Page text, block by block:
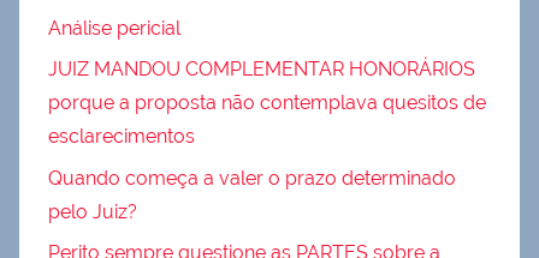
Análise pericial
JUIZ MANDOU COMPLEMENTAR HONORÁRIOS
porque a proposta não contemplava quesitos de
esclarecimentos
Quando começa a valer o prazo determinado
pelo Juiz?
Perito sempre questione as PARTES sobre a